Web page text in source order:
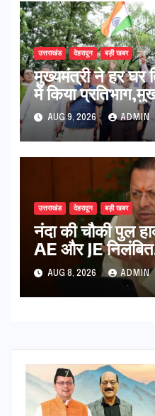
उत्तराखंड देहरादून बड़ी खबर
मुख्यमंत्री ने हर घर
में किया
प्रदेशवासियों से
घरों में तिरंगा
AUG 9, 2026 ADMIN
उत्तराखंड देहरादून बड़ी खबर
नंदा की चौकी पुल
AE और JE
पर सख्त कार्रवाई
AUG 8, 2026 ADMIN